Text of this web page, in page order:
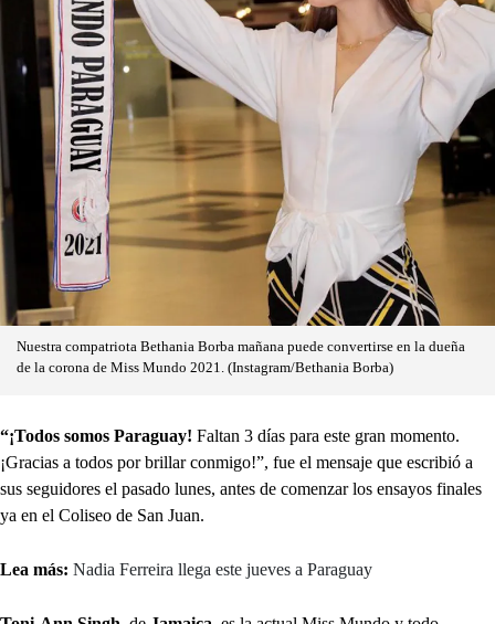
Nuestra compatriota Bethania Borba mañana puede convertirse en la dueña
de la corona de Miss Mundo 2021. (Instagram/Bethania Borba)
“¡Todos somos Paraguay! Faltan 3 días para este gran momento.
¡Gracias a todos por brillar conmigo!”, fue el mensaje que escribió a
sus seguidores el pasado lunes, antes de comenzar los ensayos finales
ya en el Coliseo de San Juan.
Lea más: Nadia Ferreira llega este jueves a Paraguay